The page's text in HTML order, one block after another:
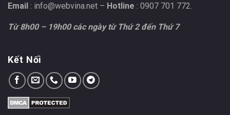
Email : info@webvina.net – Hotline : 0907 701 772.
Từ 8h00 – 19h00 các ngày từ Thứ 2 đến Thứ 7
Kết Nối